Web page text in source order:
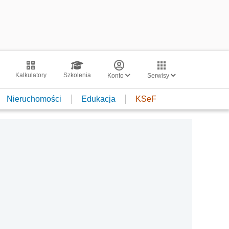
Kalkulatory Szkolenia Konto Serwisy
Nieruchomości Edukacja KSeF